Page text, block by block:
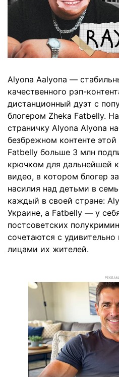
Аlyona Аalyona —
качественного рэп-
дистанционный дуэт с
блогером Zheka Fatbelly.
страничку Аlyona Аlyona
безбрежном контенте
Fatbelly больше 3 млн
крючком для дальнейшей
видео, в котором блогер
насилия над детьми в
каждый в своей стране:
Украине, а Fatbelly — у
постсоветских
сочетаются с
лицами их жителей.